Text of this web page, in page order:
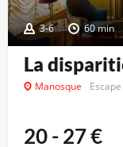
3-6 60 min
La
Manosque
20 - 27€